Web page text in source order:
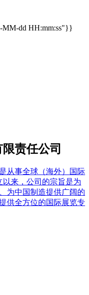
MM-dd HH:mm:ss"}}
责任公司
从事全球（海外）国际
以来，公司的宗旨是为
为中国制造提供广阔的
供全方位的国际展览专